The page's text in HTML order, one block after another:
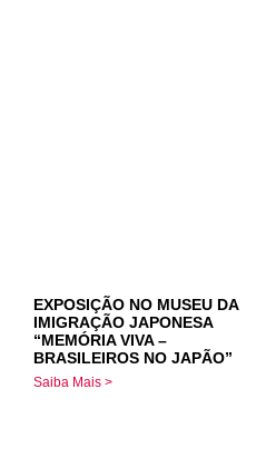
EXPOSIÇÃO NO MUSEU DA
IMIGRAÇÃO JAPONESA
“MEMÓRIA VIVA –
BRASILEIROS NO JAPÃO”
Saiba Mais >